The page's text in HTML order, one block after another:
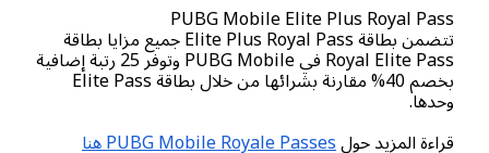
PUBG Mobile Elite Plus Royal
تتضمن بطاقة Elite Plus Royal Pass جميع مزايا بطاقة
Royal Elite Pass في PUBG Mobile وتوفر 25 رتبة إضافية
بخصم 40% مقارنة بشرائها من خلال بطاقة Elite Pass
المزيد حولPUBG Mobile Royale Passes هنا